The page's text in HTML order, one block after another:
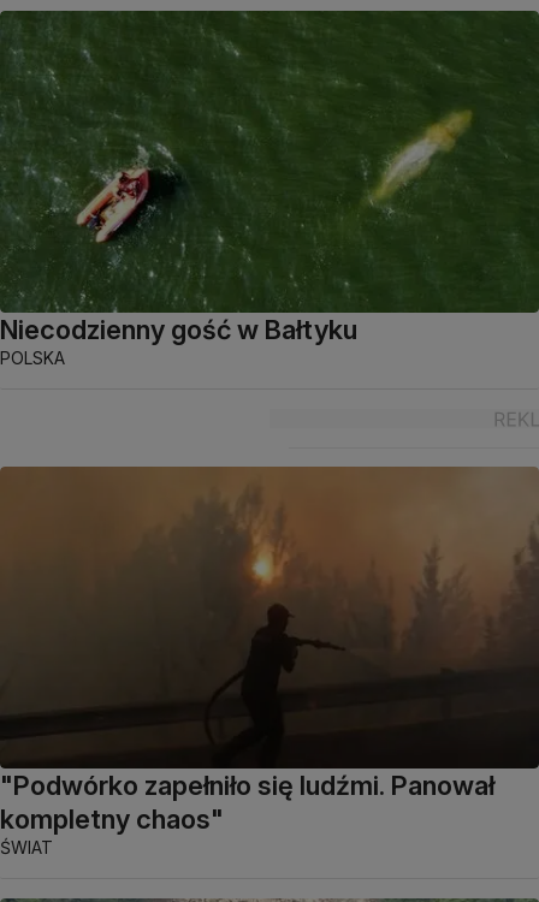
Niecodzienny gość w Bałtyku
POLSKA
"Podwórko zapełniło się ludźmi. Panował
kompletny chaos"
ŚWIAT